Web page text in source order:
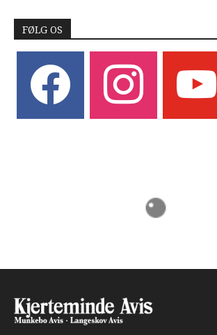
FØLG OS
instagram